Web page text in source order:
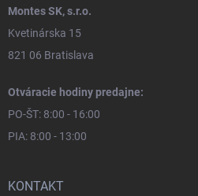
Montes SK, s.r.o.
Kvetinárska 15
821 06 Bratislava
Otváracie hodiny predajne:
PO-ŠT: 8:00 - 16:00
PIA: 8:00 - 13:00
KONTAKT